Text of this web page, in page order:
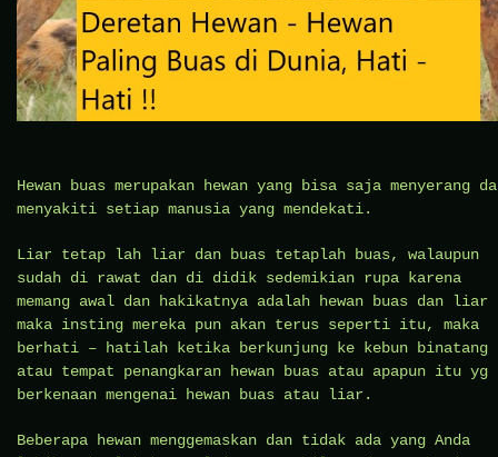
Hewan buas merupakan hewan yang bisa saja menyerang
menyakiti setiap manusia yang mendekati.
Liar tetap lah liar dan buas tetaplah buas, walaupun
sudah di rawat dan di didik sedemikian rupa karena
memang awal dan hakikatnya adalah hewan buas dan liar
maka insting mereka pun akan terus seperti itu, maka
berhati – hatilah ketika berkunjung ke kebun binatang
atau tempat penangkaran hewan buas atau apapun itu yg
berkenaan mengenai hewan buas atau liar.
Beberapa hewan menggemaskan dan tidak ada yang Anda